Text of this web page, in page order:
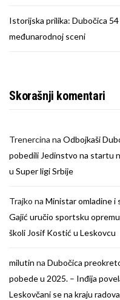
Istorijska prilika: Dubočica 54
međunarodnoj sceni
Skorašnji komentari
Trenercina naOdbojkaši
pobedili Jedinstvo na startu
u Super ligi Srbije
Trajko naMinistar omladine i
Gajić uručio sportsku
školi Josif Kostić u Leskovcu
milutin naDubočica
pobede u 2025. – Inđija
Leskovčani se na kraju